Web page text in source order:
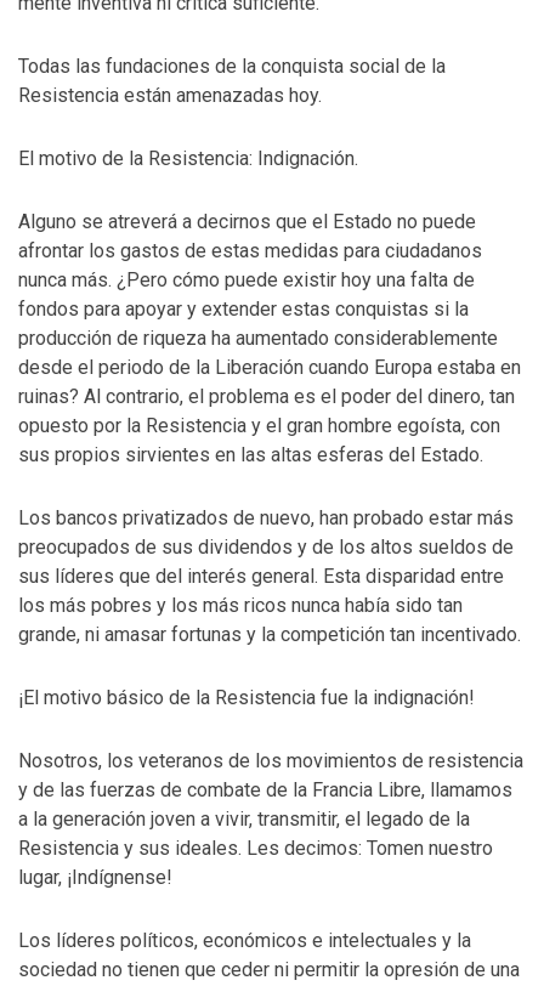
Todas las fundaciones de la conquista social de la
Resistencia están amenazadas hoy.
El motivo de la Resistencia: Indignación.
Alguno se atreverá a decirnos que el Estado no puede
afrontar los gastos de estas medidas para ciudadanos
nunca más. ¿Pero cómo puede existir hoy una falta de
fondos para apoyar y extender estas conquistas si la
producción de riqueza ha aumentado considerablemente
desde el periodo de la Liberación cuando Europa estaba en
ruinas? Al contrario, el problema es el poder del dinero, tan
opuesto por la Resistencia y el gran hombre egoísta, con
sus propios sirvientes en las altas esferas del Estado.
Los bancos privatizados de nuevo, han probado estar más
preocupados de sus dividendos y de los altos sueldos de
sus líderes que del interés general. Esta disparidad entre
los más pobres y los más ricos nunca había sido tan
grande, ni amasar fortunas y la competición tan incentivado.
¡El motivo básico de la Resistencia fue la indignación!
Nosotros, los veteranos de los movimientos de resistencia
y de las fuerzas de combate de la Francia Libre, llamamos
a la generación joven a vivir, transmitir, el legado de la
Resistencia y sus ideales. Les decimos: Tomen nuestro
lugar, ¡Indígnense!
Los líderes políticos, económicos e intelectuales y la
sociedad no tienen que ceder ni permitir la opresión de una